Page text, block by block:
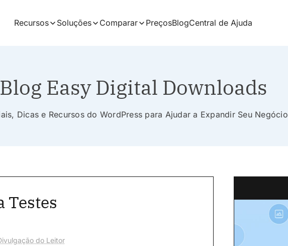
Recursos Soluções Comparar PreçosBlogCentral de Ajuda
Blog Easy Digital Downloads
Dicas e Recursos do WordPress para Ajudar a Expandir Seu Negócio
Testes
do Leitor